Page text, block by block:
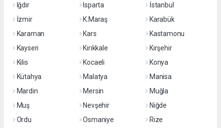
Iğdır
Isparta
İstanbul
İzmir
K.Maraş
Karabük
Karaman
Kars
Kastamonu
Kayseri
Kırıkkale
Kırşehir
Kilis
Kocaeli
Konya
Kütahya
Malatya
Manisa
Mardin
Mersin
Muğla
Muş
Nevşehir
Niğde
Ordu
Osmaniye
Rize